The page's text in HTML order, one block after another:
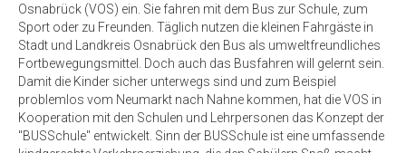
Osnabrück (VOS) ein. Sie fahren mit dem Bus zur Schule, zum
Sport oder zu Freunden. Täglich nutzen die kleinen Fahrgäste in
Stadt und Landkreis Osnabrück den Bus als umweltfreundliches
Fortbewegungsmittel. Doch auch das Busfahren will gelernt sein.
Damit die Kinder sicher unterwegs sind und zum Beispiel
problemlos vom Neumarkt nach Nahne kommen, hat die VOS in
Kooperation mit den Schulen und Lehrpersonen das Konzept der
"BUSSchule" entwickelt. Sinn der BUSSchule ist eine umfassende